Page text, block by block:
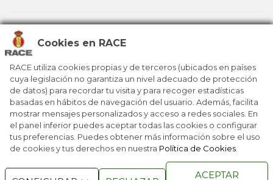
Cookies en RACE
RACE utiliza cookies propias y de terceros (ubicados en países
cuya legislación no garantiza un nivel adecuado de protección
de datos) para recordar tu visita y para recoger estadísticas
basadas en hábitos de navegación del usuario. Además, facilita
mostrar mensajes personalizados y acceso a redes sociales. En
el panel inferior puedes aceptar todas las cookies o configurar
tus preferencias. Puedes obtener más información sobre el uso
de cookies y tus derechos en nuestra Política de Cookies
ACEPTAR
LA AVENTURA DE KENIA Y EL LAGO TURKANA
DESCUBRIR LA PODEROSA VARSOVIA
REPÚBLICA DOMINICANA, LA REINA CARIBEÑA
TODOS LOS DERECHOS
RESERVADOS